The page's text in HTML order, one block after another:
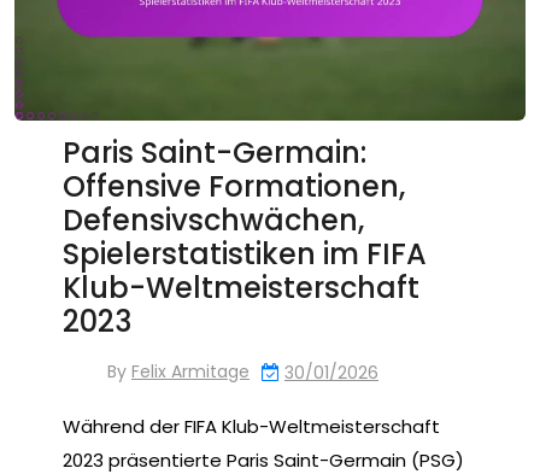
Paris Saint-Germain:
Offensive Formationen,
Defensivschwächen,
Spielerstatistiken im FIFA
Klub-Weltmeisterschaft
2023
By Felix Armitage 30/01/2026
Während der FIFA Klub-Weltmeisterschaft
2023 präsentierte Paris Saint-Germain (PSG)